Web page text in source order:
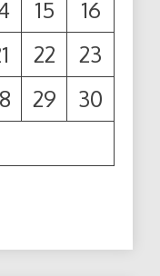
15
16
22
23
29
30